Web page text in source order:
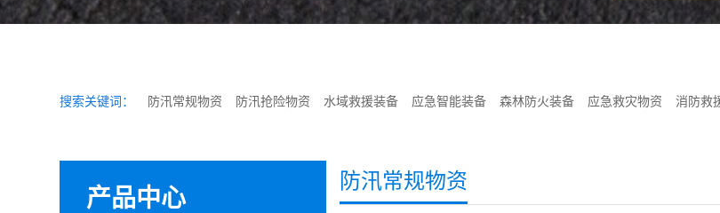
搜索关键词： 防汛常规物资 防汛抢险物资 水域救援装备 应急智能装备 森林防火装备 应急救灾物资 消防救
产品中心
防汛常规物资